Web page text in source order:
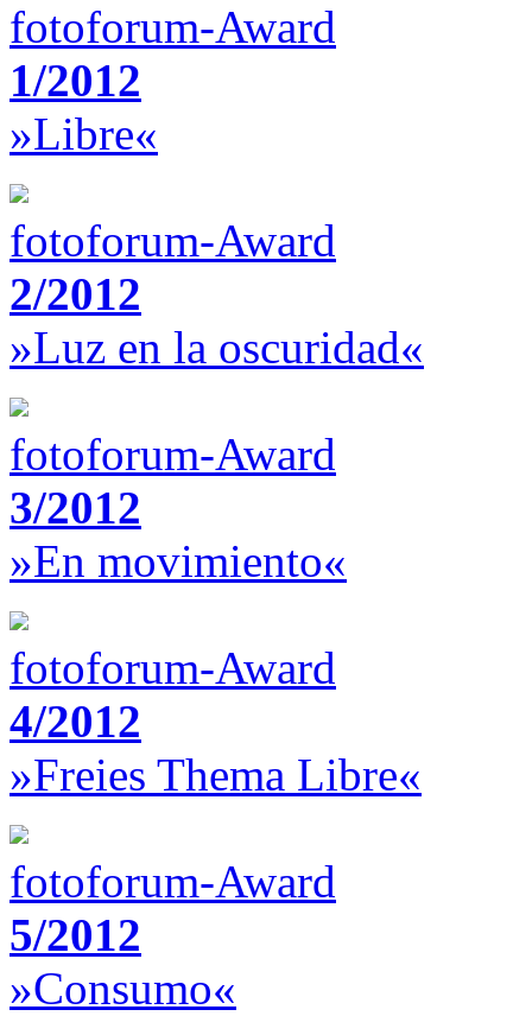
fotoforum-Award
1/2012
»Libre«
fotoforum-Award
2/2012
»Luz en la oscuridad«
fotoforum-Award
3/2012
»En movimiento«
fotoforum-Award
4/2012
»Freies Thema Libre«
fotoforum-Award
5/2012
»Consumo«